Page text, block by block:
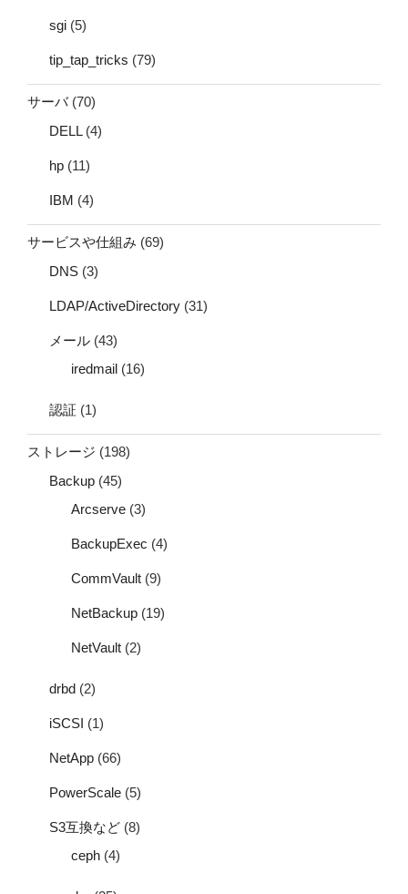
sgi (5)
tip_tap_tricks (79)
サーバ(70)
DELL(4)
hp (11)
IBM (4)
サービスや仕組み (69)
DNS (3)
LDAP/ActiveDirectory (31)
メール (43)
iredmail (16)
認証 (1)
ストレージ (198)
Backup (45)
Arcserve (3)
BackupExec (4)
CommVault (9)
NetBackup (19)
NetVault (2)
drbd (2)
iSCSI (1)
NetApp (66)
PowerScale (5)
S3互換など (8)
ceph (4)